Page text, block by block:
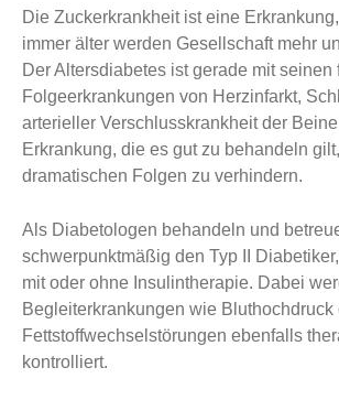
Die Zuckerkrankheit ist eine
immer älter werden Gesellschaft mehr
Der Altersdiabetes ist gerade mit seinen
Folgeerkrankungen von Herzinfarkt,
arterieller Verschlusskrankheit der
Erkrankung, die es gut zu behandeln
dramatischen Folgen zu verhindern.
Als Diabetologen behandeln und
schwerpunktmäßig den Typ II
mit oder ohne Insulintherapie. Dabei
Begleiterkrankungen wie Bluthochdruck
Fettstoffwechselstörungen ebenfalls
kontrolliert.